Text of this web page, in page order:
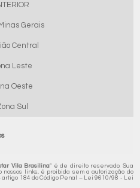
Gerais
Central
Leste
Oeste
Sul
Vila Brasilina" é de direito reservado. Sua
nossos links, é proibida sem a autorização do
184 do Código Penal – Lei 9610/98 - Lei